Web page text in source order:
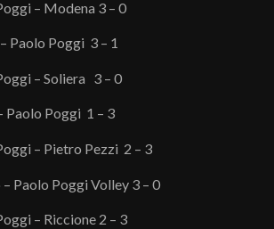
– Modena 3 – 0
Paolo Poggi 3 – 1
– Soliera 3 – 0
Poggi 1 – 3
– Pietro Pezzi 2 – 3
Paolo Poggi Volley 3 – 0
– Riccione 2 – 3